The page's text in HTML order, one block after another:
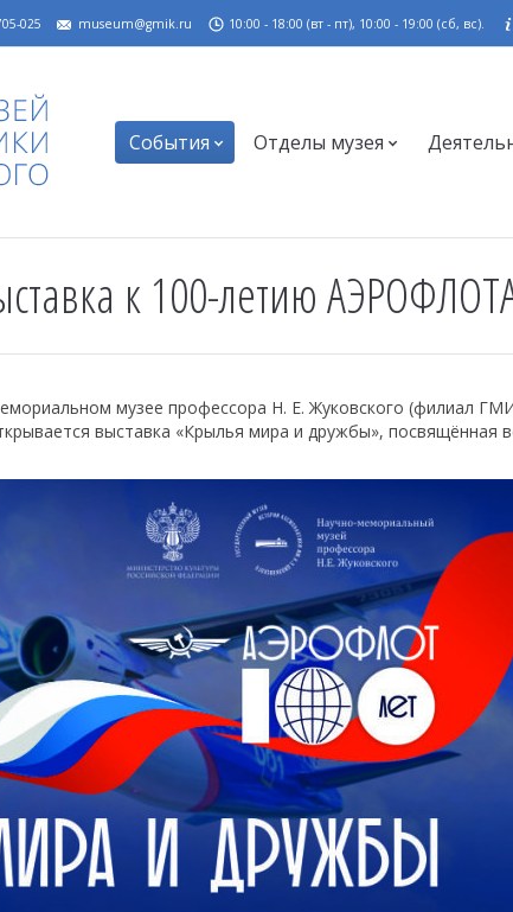
025 museum@gmik.ru 10:00 - 18:00 (вт - пт), 10:00 - 19:00 (сб, вс).
События Отделы музея
к 100-летию
музее профессора Н. Е. Жуковского (филиал
выставка «Крылья мира и дружбы», посвящённая